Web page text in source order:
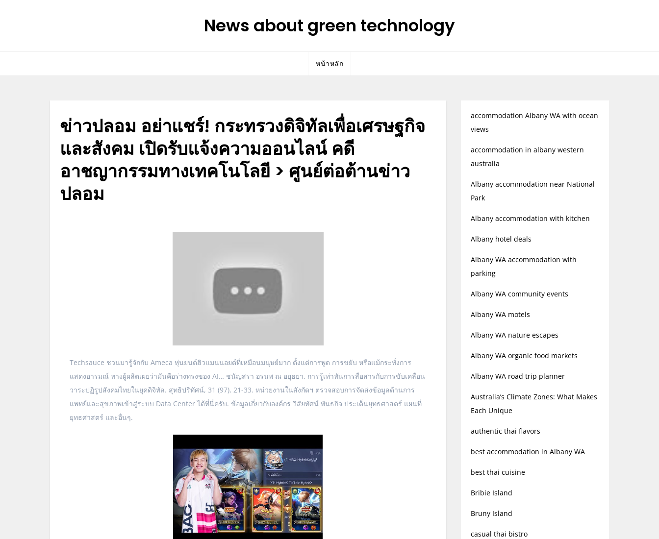
News about green technology
หน้าหลัก
ข่าวปลอม อย่าแชร์! กระทรวงดิจิทัลเพื่อเศรษฐกิจ
และสังคม เปิดรับแจ้งความออนไลน์ คดี
อาชญากรรมทางเทคโนโลยี > ศูนย์ต่อต้านข่าว
ปลอม
Techsauce ชวนมารู้จักกับ Ameca หุ่นยนต์ฮิวแมนนอยด์ที่เหมือนมนุษย์มาก ตั้งแต่การพูด การขยับ หรือแม้กระทั่งการ
แสดงอารมณ์ ทางผู้ผลิตเผยว่ามันคือร่างทรงของ AI… ชนัญสรา อรนพ ณ อยุธยา. การรู้เท่าทันการสื่อสารกับการขับเคลื่อน
วาระปฏิรูปสังคมไทยในยุคดิจิทัล. สุทธิปริทัศน์, 31 (97), 21-33. หน่วยงานในสังกัดฯ ตรวจสอบการจัดส่งข้อมูลด้านการ
แพทย์และสุขภาพเข้าสู่ระบบ Data Center ได้ที่นี่ครับ. ข้อมูลเกี่ยวกับองค์กร วิสัยทัศน์ พันธกิจ ประเด็นยุทธศาสตร์ แผนที่
ยุทธศาสตร์ และอื่นๆ.
accommodation Albany WA with ocean
views
accommodation in albany western
australia
Albany accommodation near National
Park
Albany accommodation with kitchen
Albany hotel deals
Albany WA accommodation with
parking
Albany WA community events
Albany WA motels
Albany WA nature escapes
Albany WA organic food markets
Albany WA road trip planner
Australia’s Climate Zones: What Makes
Each Unique
authentic thai flavors
best accommodation in Albany WA
best thai cuisine
Bribie Island
Bruny Island
casual thai bistro